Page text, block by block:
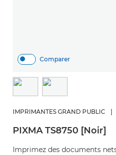
Comparer
IMPRIMANTES GRAND PUBLIC
PIXMA TS8750 [Noir]
Imprimez des documents